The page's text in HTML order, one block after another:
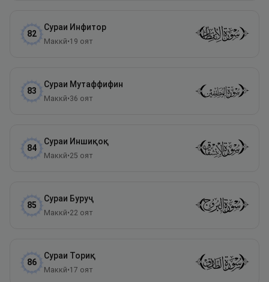
82
Сураи Инфитор
Маккӣ•19 оят
83
Сураи Мутаффифин
Маккӣ•36 оят
84
Сураи Иншиқоқ
Маккӣ•25 оят
85
Сураи Буруҷ
Маккӣ•22 оят
86
Сураи Ториқ
Маккӣ•17 оят